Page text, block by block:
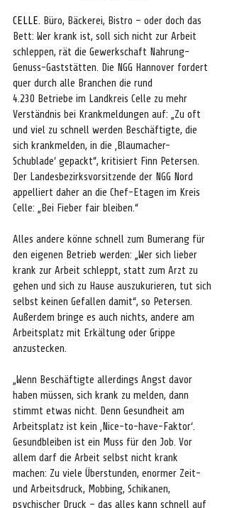
CELLE. Büro, Bäckerei, Bistro – oder doch das
Bett: Wer krank ist, soll sich nicht zur Arbeit
schleppen, rät die Gewerkschaft Nahrung-
Genuss-Gaststätten. Die NGG Hannover fordert
quer durch alle Branchen die rund
4.230 Betriebe im Landkreis Celle zu mehr
Verständnis bei Krankmeldungen auf: „Zu oft
und viel zu schnell werden Beschäftigte, die
sich krankmelden, in die ‚Blaumacher-
Schublade‘ gepackt“, kritisiert Finn Petersen.
Der Landesbezirksvorsitzende der NGG Nord
appelliert daher an die Chef-Etagen im Kreis
Celle: „Bei Fieber fair bleiben.“
Alles andere könne schnell zum Bumerang für
den eigenen Betrieb werden: „Wer sich lieber
krank zur Arbeit schleppt, statt zum Arzt zu
gehen und sich zu Hause auszukurieren, tut sich
selbst keinen Gefallen damit“, so Petersen.
Außerdem bringe es auch nichts, andere am
Arbeitsplatz mit Erkältung oder Grippe
anzustecken.
„Wenn Beschäftigte allerdings Angst davor
haben müssen, sich krank zu melden, dann
stimmt etwas nicht. Denn Gesundheit am
Arbeitsplatz ist kein ‚Nice-to-have-Faktor‘.
Gesundbleiben ist ein Muss für den Job. Vor
allem darf die Arbeit selbst nicht krank
machen: Zu viele Überstunden, enormer Zeit-
und Arbeitsdruck, Mobbing, Schikanen,
psychischer Druck – das alles kann schnell auf